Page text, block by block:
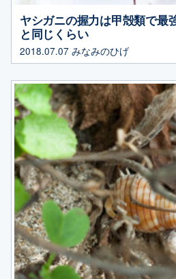
ヤシガニの握力は甲殻類で最
と同じくらい
2018.07.07 みなみのひげ